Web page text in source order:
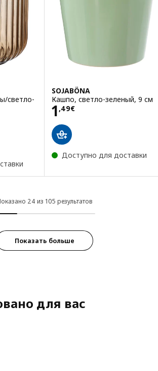
светло-
SOJABÖNA
Кашпо, светло-зеленый, 9 см
1,49€
Цена 1,49€
Доступно для доставки
24 из 105 результатов
Показать больше
для вас